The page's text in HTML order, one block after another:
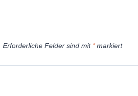
Erforderliche Felder sind mit *markiert